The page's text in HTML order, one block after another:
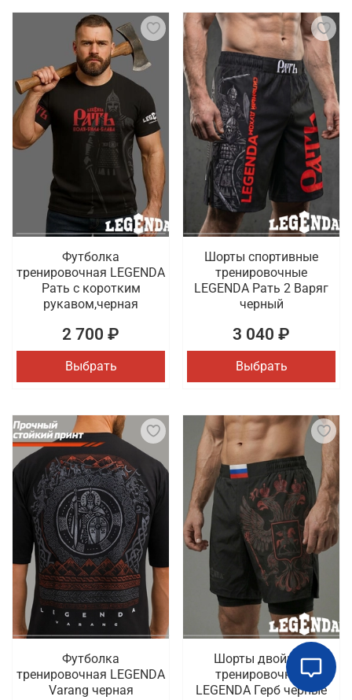
Футболка
тренировочная LEGENDA
Рать с коротким
рукавом,черная
2 700 ₽
Выбрать
Шорты спортивные
тренировочные
LEGENDA Рать 2 Варяг
черный
3 040 ₽
Выбрать
Футболка
тренировочная LEGENDA
Varang черная
Шорты двойные
тренировочные
LEGENDA Герб черные